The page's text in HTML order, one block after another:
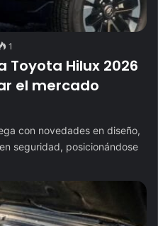
1
Toyota Hilux 2026
el mercado
con novedades en diseño,
seguridad, posicionándose